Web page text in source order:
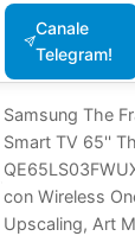
Canale
Telegram!
Samsung The
Smart TV 65''
con Wireless
Upscaling, Art